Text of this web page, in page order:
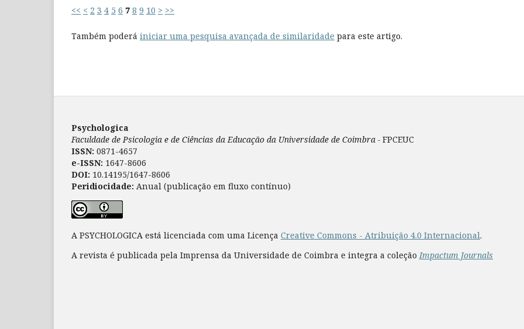
<< < 2 3 4 5 6 7 8 9 10 > >>
Também poderá iniciar uma pesquisa avançada de similaridade para este artigo.
Psychologica
Faculdade de Psicologia e de Ciências da Educação da Universidade de Coimbra - FPCEUC
ISSN: 0871-4657
e-ISSN: 1647-8606
DOI: 10.14195/1647-8606
Peridiocidade: Anual (publicação em fluxo contínuo)
A PSYCHOLOGICA está licenciada com uma Licença Creative Commons - Atribuição 4.0 Internacional.
A revista é publicada pela Imprensa da Universidade de Coimbra e integra a coleção Impactum Journals